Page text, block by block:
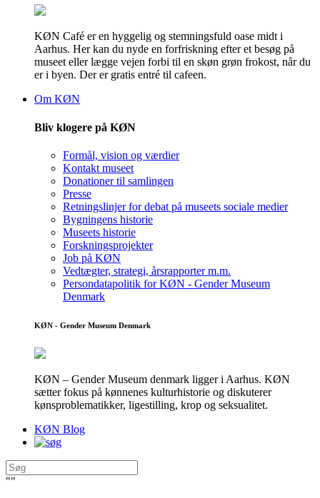
KØN Café er en hyggelig og stemningsfuld oase midt i
Aarhus. Her kan du nyde en forfriskning efter et besøg på
museet eller lægge vejen forbi til en skøn grøn frokost, når du
er i byen. Der er gratis entré til cafeen.
Om KØN
Bliv klogere på KØN
Formål, vision og værdier
Kontakt museet
Donationer til samlingen
Presse
Retningslinjer for debat på museets sociale medier
Bygningens historie
Museets historie
Forskningsprojekter
Job på KØN
Vedtægter, strategi, årsrapporter m.m.
Persondatapolitik for KØN - Gender Museum
Denmark
KØN - Gender Museum Denmark
KØN – Gender Museum denmark ligger i Aarhus. KØN
sætter fokus på kønnenes kulturhistorie og diskuterer
kønsproblematikker, ligestilling, krop og seksualitet.
KØN Blog
""